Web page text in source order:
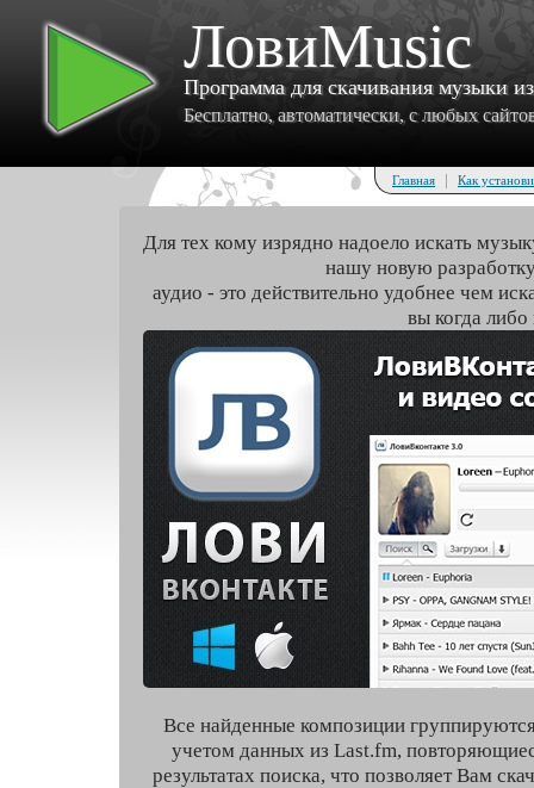
ЛовиMusic
Программа для скачивания музыки
Бесплатно, автоматически, с любых
Главная | Как
Для тех кому изрядно надоело искать
нашу новую
аудио - это действительно удобнее чем
вы когда либо
Все найденные композиции
учетом данных из Last.fm,
результатах поиска, что позволяет Вам